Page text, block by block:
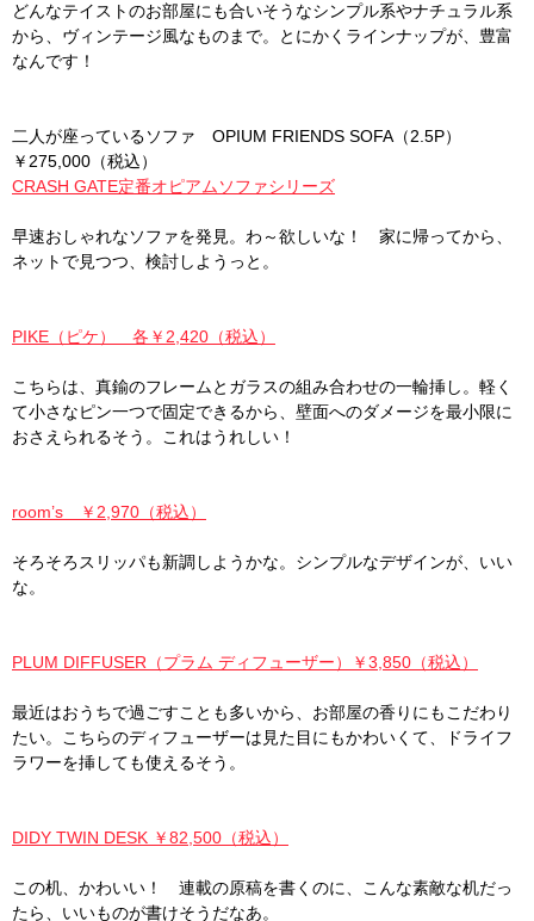
どんなテイストのお部屋にも合いそうなシンプル系やナチュラル系
から、ヴィンテージ風なものまで。とにかくラインナップが、豊富
なんです！
二人が座っているソファ OPIUM FRIENDS SOFA（2.5P）
￥275,000（税込）
CRASH GATE定番オピアムソファシリーズ
早速おしゃれなソファを発見。わ～欲しいな！ 家に帰ってから、
ネットで見つつ、検討しようっと。
PIKE（ピケ） 各￥2,420（税込）
こちらは、真鍮のフレームとガラスの組み合わせの一輪挿し。軽く
て小さなピン一つで固定できるから、壁面へのダメージを最小限に
おさえられるそう。これはうれしい！
room’s ￥2,970（税込）
そろそろスリッパも新調しようかな。シンプルなデザインが、いい
な。
PLUM DIFFUSER（プラム ディフューザー）￥3,850（税込）
最近はおうちで過ごすことも多いから、お部屋の香りにもこだわり
たい。こちらのディフューザーは見た目にもかわいくて、ドライフ
ラワーを挿しても使えるそう。
DIDY TWIN DESK ￥82,500（税込）
この机、かわいい！ 連載の原稿を書くのに、こんな素敵な机だっ
たら、いいものが書けそうだなあ。